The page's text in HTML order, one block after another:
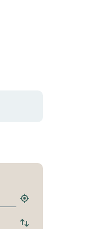
Hitta
hållplats
Byt